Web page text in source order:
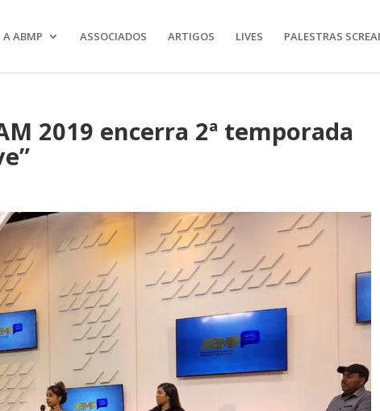
A ABMP ASSOCIADOS ARTIGOS LIVES PALESTRAS
2019 encerra 2ª temporada